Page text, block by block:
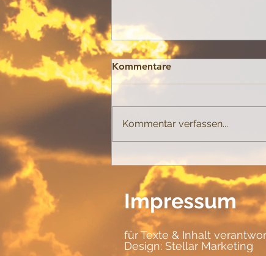
Buchstabieren
Kommentare
Kommentar verfassen...
Impressum
für Texte & Inhalt
Design: Stellar Marketing